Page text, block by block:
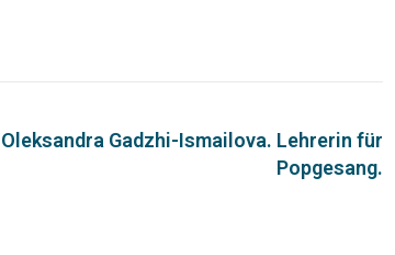
Oleksandra Gadzhi-Ismailova. Lehrerin für
Popgesang.